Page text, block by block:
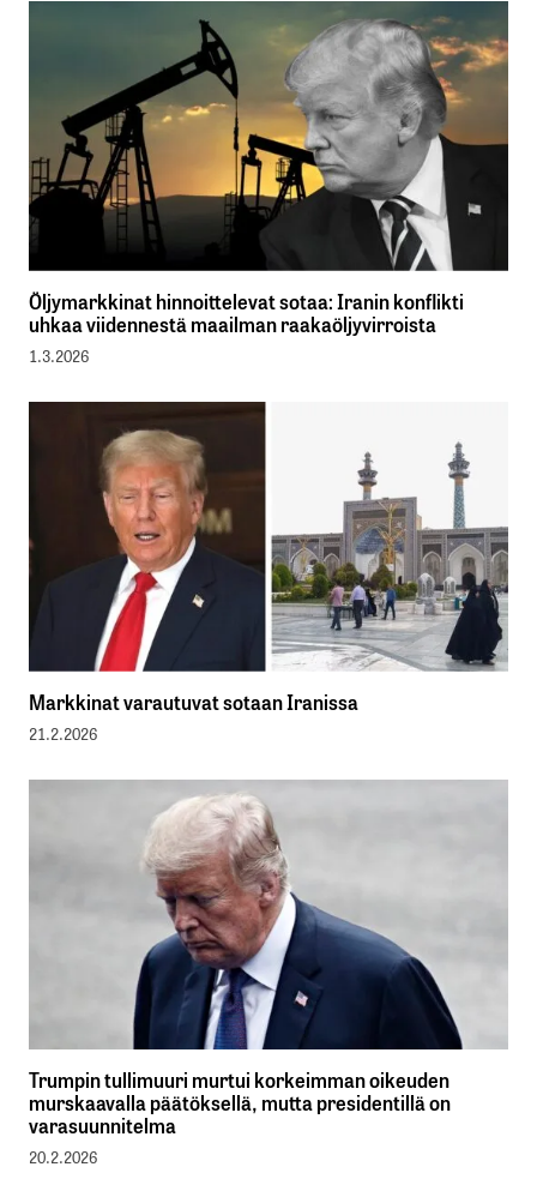
Öljymarkkinat hinnoittelevat sotaa: Iranin konflikti
uhkaa viidennestä maailman raakaöljyvirroista
1.3.2026
Markkinat varautuvat sotaan Iranissa
21.2.2026
Trumpin tullimuuri murtui korkeimman oikeuden
murskaavalla päätöksellä, mutta presidentillä on
varasuunnitelma
20.2.2026